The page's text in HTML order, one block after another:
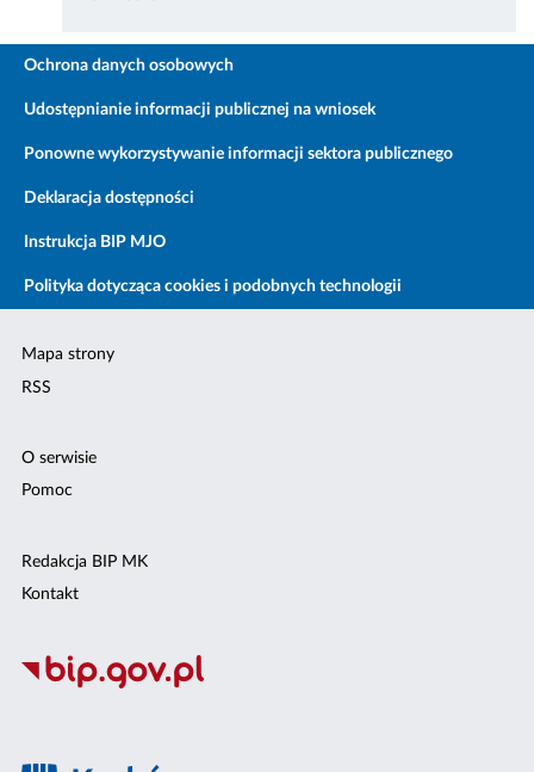
Ochrona danych osobowych
Udostępnianie informacji publicznej na wniosek
Ponowne wykorzystywanie informacji sektora publicznego
Deklaracja dostępności
Instrukcja BIP MJO
Polityka dotycząca cookies i podobnych technologii
Mapa strony
RSS
O serwisie
Pomoc
Redakcja BIP MK
Kontakt